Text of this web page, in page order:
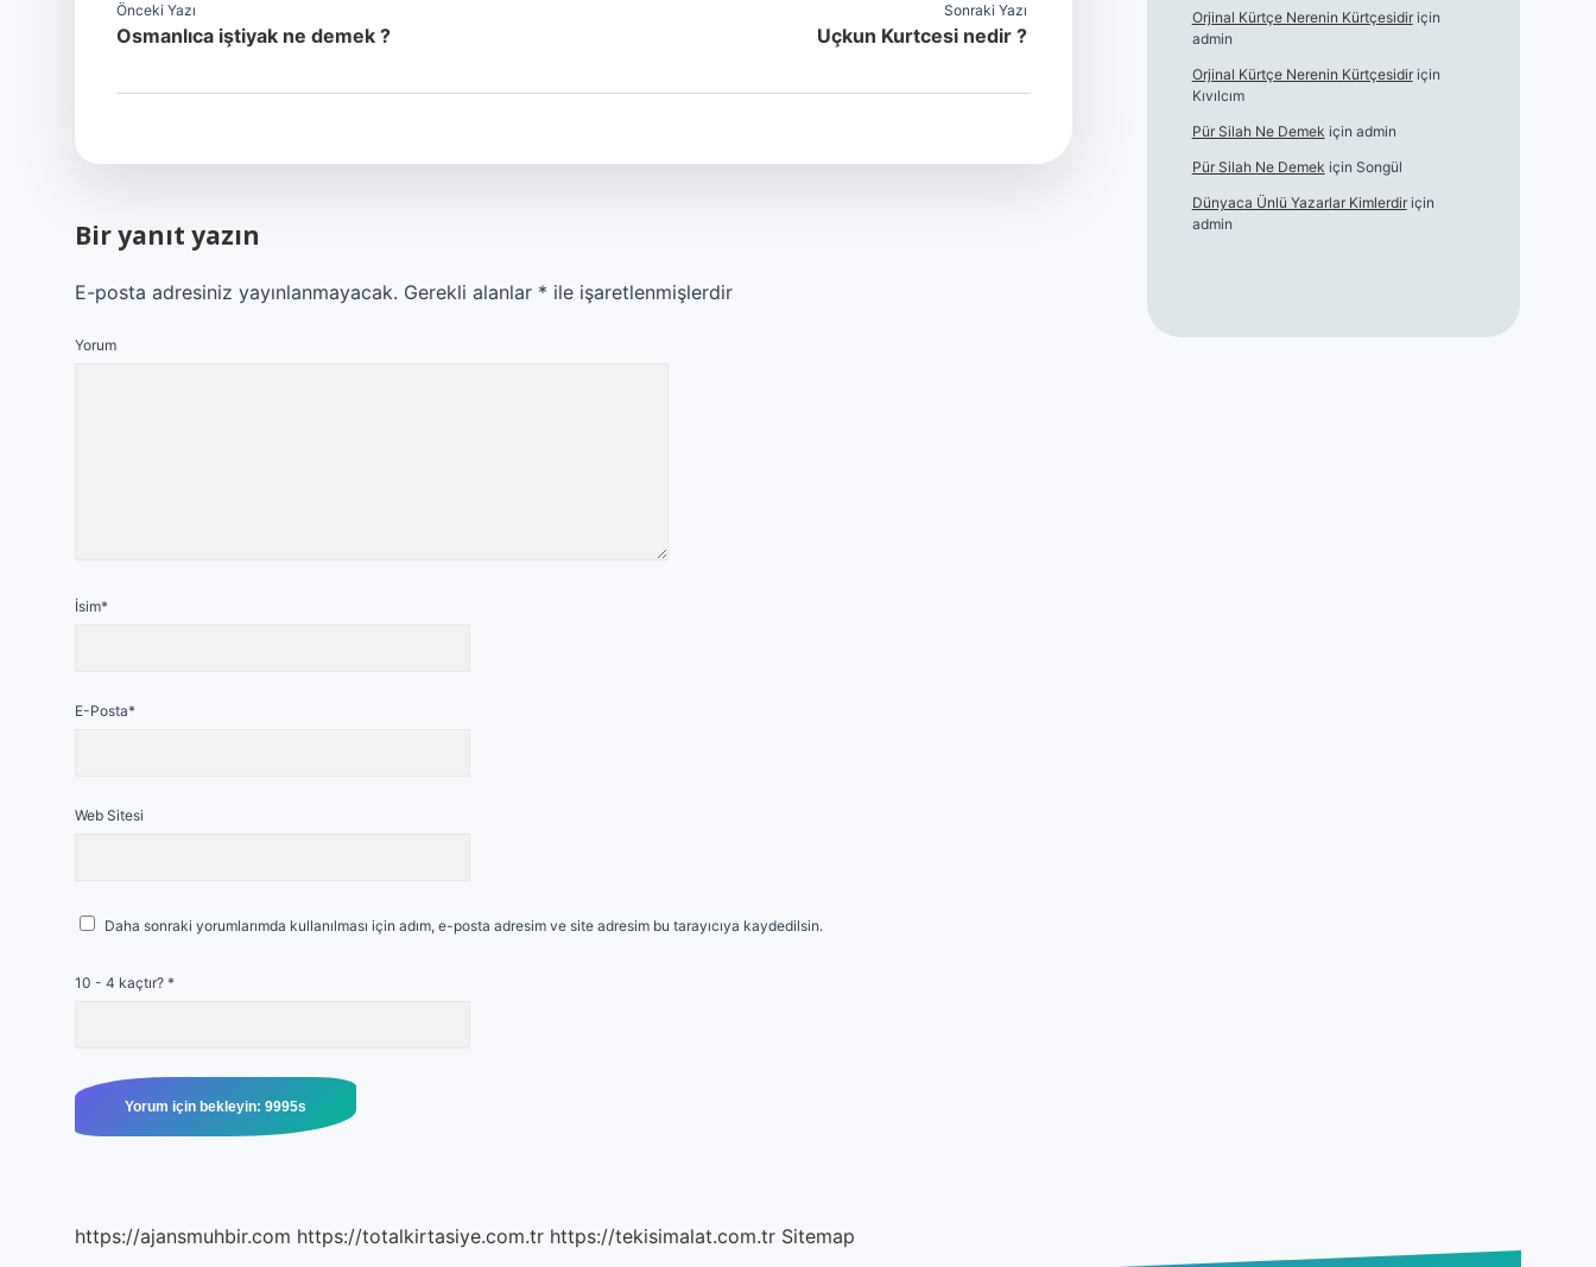
Önceki Yazı
Osmanlıca iştiyak ne demek ?
Sonraki Yazı
Uçkun Kurtcesi nedir ?
Bir yanıt yazın
E-posta adresiniz yayınlanmayacak. Gerekli alanlar * ile işaretlenmişlerdir
Yorum
İsim*
E-Posta*
Web Sitesi
Daha sonraki yorumlarımda kullanılması için adım, e-posta adresim ve site adresim bu tarayıcıya kaydedilsin.
10 - 4 kaçtır? *
https://ajansmuhbir.com https://totalkirtasiye.com.tr https://tekisimalat.com.tr Sitemap
Orjinal Kürtçe Nerenin Kürtçesidiriçin
admin
Orjinal Kürtçe Nerenin Kürtçesidiriçin
Kıvılcım
Pür Silah Ne Demek için admin
Pür Silah Ne Demek için Songül
Dünyaca Ünlü Yazarlar Kimlerdiriçin
admin